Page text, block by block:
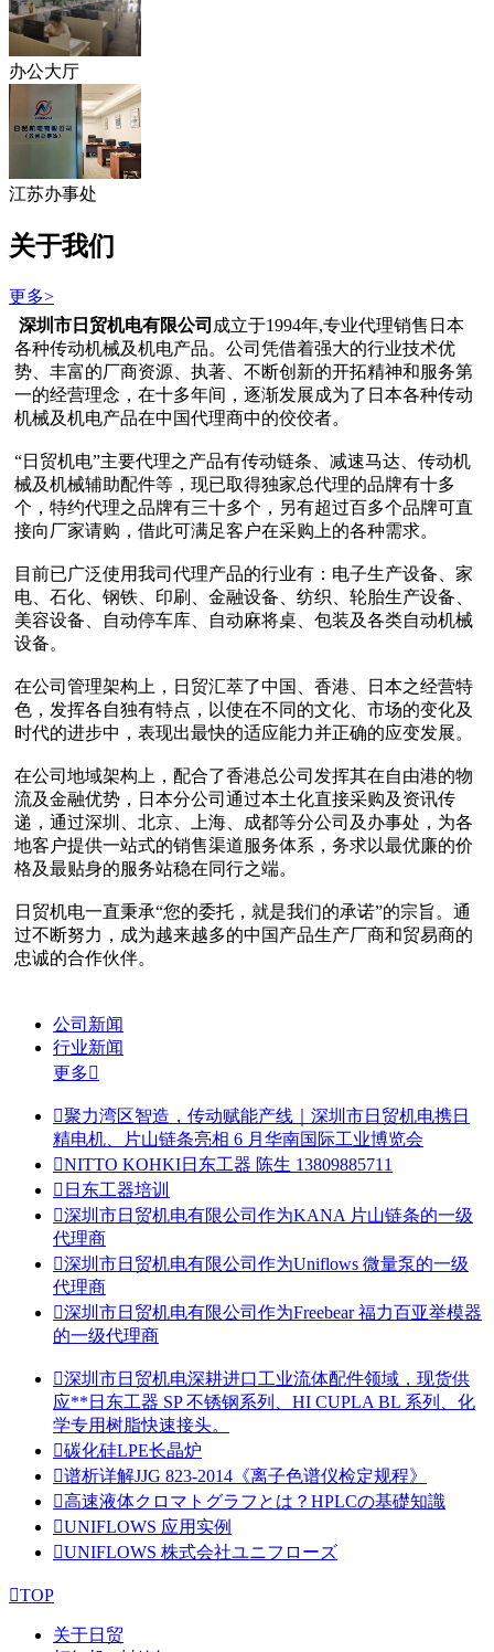
办公大厅
江苏办事处
关于我们
更多>
深圳市日贸机电有限公司 成立于1994年,专业代理销售日本
各种传动机械及机电产品。公司凭借着强大的行业技术优
势、丰富的厂商资源、执著、不断创新的开拓精神和服务第
一的经营理念，在十多年间，逐渐发展成为了日本各种传动
机械及机电产品在中国代理商中的佼佼者。
“日贸机电”主要代理之产品有传动链条、减速马达、传动机
械及机械辅助配件等，现已取得独家总代理的品牌有十多
个，特约代理之品牌有三十多个，另有超过百多个品牌可直
接向厂家请购，借此可满足客户在采购上的各种需求。
目前已广泛使用我司代理产品的行业有：电子生产设备、家
电、石化、钢铁、印刷、金融设备、纺织、轮胎生产设备、
美容设备、自动停车库、自动麻将桌、包装及各类自动机械
设备。
在公司管理架构上，日贸汇萃了中国、香港、日本之经营特
色，发挥各自独有特点，以使在不同的文化、市场的变化及
时代的进步中，表现出最快的适应能力并正确的应变发展。
在公司地域架构上，配合了香港总公司发挥其在自由港的物
流及金融优势，日本分公司通过本土化直接采购及资讯传
递，通过深圳、北京、上海、成都等分公司及办事处，为各
地客户提供一站式的销售渠道服务体系，务求以最优廉的价
格及最贴身的服务站稳在同行之端。
日贸机电一直秉承“您的委托，就是我们的承诺”的宗旨。通
过不断努力，成为越来越多的中国产品生产厂商和贸易商的
忠诚的合作伙伴。
公司新闻
行业新闻
更多
聚力湾区智造，传动赋能产线｜深圳市日贸机电携日
精电机、片山链条亮相 6 月华南国际工业博览会
NITTO KOHKI日东工器 陈生 13809885711
 日东工器培训
深圳市日贸机电有限公司作为KANA 片山链条的一级
代理商
深圳市日贸机电有限公司作为Uniflows 微量泵的一级
代理商
深圳市日贸机电有限公司作为Freebear 福力百亚举模器
的一级代理商
深圳市日贸机电深耕进口工业流体配件领域，现货供
应**日东工器 SP 不锈钢系列、HI CUPLA BL 系列、化
学专用树脂快速接头。
碳化硅LPE长晶炉
谱析详解JJG 823-2014《离子色谱仪检定规程》
高速液体クロマトグラフとは？HPLCの基礎知識
UNIFLOWS 应用实例
UNIFLOWS 株式会社ユニフローズ
TOP
关于日贸